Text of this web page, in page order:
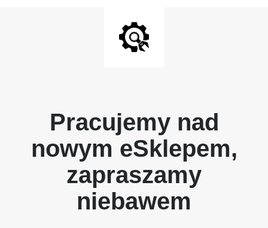
Pracujemy nad
nowym eSklepem,
zapraszamy
niebawem